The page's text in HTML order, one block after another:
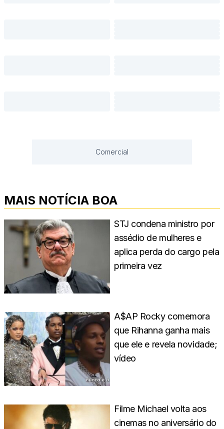
Comercial
MAIS NOTÍCIA BOA
STJ condena ministro por
assédio de mulheres e
aplica perda do cargo pela
primeira vez
A$AP Rocky comemora
que Rihanna ganha mais
que ele e revela novidade;
vídeo
Filme Michael volta aos
cinemas no aniversário do